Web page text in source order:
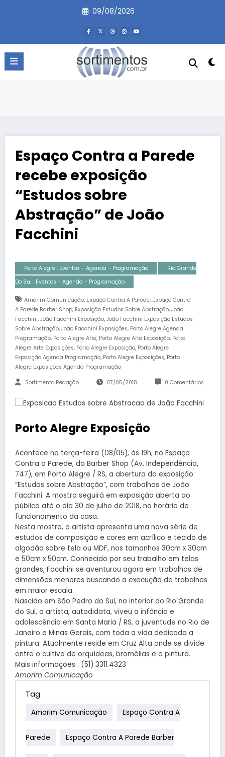
09/08/2026
Espaço Contra a Parede
recebe exposição
“Estudos sobre
Abstração” de João
Facchini
Porto Alegre : Eventos - Agenda - Programação
Rio Grande
Do Sul : Eventos - Agenda - Programação
Amorim Comunicação, Espaço Contra A Parede, Espaço Contra
A Parede Barber Shop, Exposição Estudos Sobre Abstração, João
Facchini, João Facchini Exposição, João Facchini Exposição Estudos
Sobre Abstração, João Facchini Exposições, Porto Alegre Agenda
Programação, Porto Alegre Arte, Porto Alegre Arte Exposição, Porto
Alegre Arte Exposições, Porto Alegre Exposição, Porto Alegre
Exposição Agenda Programação, Porto Alegre Exposições, Porto
Alegre Exposições Agenda Programação
Sortimento Redação 07/05/2018 0 Comentários
Porto Alegre Exposição
Acontece na terça-feira (08/05), às 19h, no Espaço
Contra a Parede, da Barber Shop (Av. Independência,
747), em Porto Alegre / RS, a abertura da exposição
“Estudos sobre Abstração”, com trabalhos de João
Facchini. A mostra seguirá em exposição aberta ao
público até o dia 30 de julho de 2018, no horário de
funcionamento da casa.
Nesta mostra, o artista apresenta uma nova série de
estudos de composição e cores em acrílico e tecido de
algodão sobre tela ou MDF, nos tamanhos 30cm x 30cm
e 50cm x 50cm. Conhecido por seu trabalho em telas
grandes, Facchini se aventurou agora em trabalhos de
dimensões menores buscando a execução de trabalhos
em maior escala.
Nascido em São Pedro do Sul, no interior do Rio Grande
do Sul, o artista, autodidata, viveu a infância e
adolescência em Santa Maria / RS, a juventude no Rio de
Janeiro e Minas Gerais, com toda a vida dedicada a
pintura. Atualmente reside em Cruz Alta onde se divide
entre o cultivo de orquídeas, bromélias e a pintura.
Mais informações : (51) 3311.4323
Amorim Comunicação
Tag
Amorim Comunicação Espaço Contra A
Parede Espaço Contra A Parede Barber